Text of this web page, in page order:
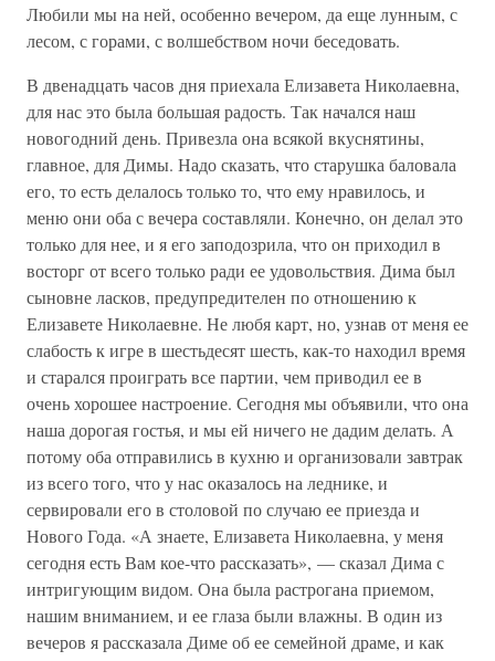
Любили мы на ней, особенно вечером, да еще лунным, с
лесом, с горами, с волшебством ночи беседовать.
В двенадцать часов дня приехала Елизавета Николаевна,
для нас это была большая радость. Так начался наш
новогодний день. Привезла она всякой вкуснятины,
главное, для Димы. Надо сказать, что старушка баловала
его, то есть делалось только то, что ему нравилось, и
меню они оба с вечера составляли. Конечно, он делал это
только для нее, и я его заподозрила, что он приходил в
восторг от всего только ради ее удовольствия. Дима был
сыновне ласков, предупредителен по отношению к
Елизавете Николаевне. Не любя карт, но, узнав от меня ее
слабость к игре в шестьдесят шесть, как-то находил время
и старался проиграть все партии, чем приводил ее в
очень хорошее настроение. Сегодня мы объявили, что она
наша дорогая гостья, и мы ей ничего не дадим делать. А
потому оба отправились в кухню и организовали завтрак
из всего того, что у нас оказалось на леднике, и
сервировали его в столовой по случаю ее приезда и
Нового Года. «А знаете, Елизавета Николаевна, у меня
сегодня есть Вам кое-что рассказать», — сказал Дима с
интригующим видом. Она была растрогана приемом,
нашим вниманием, и ее глаза были влажны. В один из
вечеров я рассказала Диме об ее семейной драме, и как